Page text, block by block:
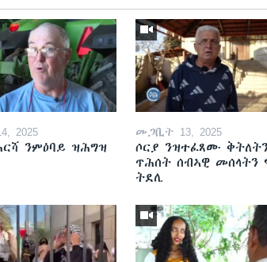
2025
ንምዕባይ ዝሕግዝ
መጋቢት 13, 2025
ሶርያ ንዝተፈጸሙ
ጥሕሰት ሰብኣዊ መሰላትን
ትደሊ